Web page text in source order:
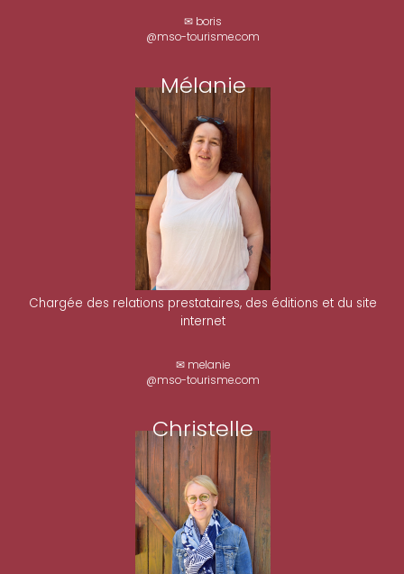
✉ boris
@mso-tourisme.com
Mélanie
Chargée des relations prestataires, des éditions et du site
internet
✉ melanie
@mso-tourisme.com
Christelle